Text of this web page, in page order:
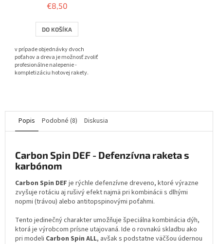
produktu
3,8
z
hviezdičiek.
€8,50
DO KOŠÍKA
v prípade objednávky dvoch
poťahov a dreva je možnosť zvoliť
profesionálne nalepenie -
kompletizáciu hotovej rakety.
Popis Podobné (8) Diskusia
Carbon Spin DEF - Defenzívna raketa s
karbónom
Carbon Spin DEF je rýchle defenzívne dreveno, ktoré výrazne
zvyšuje rotáciu aj rušivý efekt najmä pri kombinácii s dlhými
nopmi (trávou) alebo antitopspinovými poťahmi.
Tento jedinečný charakter umožňuje špeciálna kombinácia dýh,
ktorá je výrobcom prísne utajovaná. Ide o rovnakú skladbu ako
pri modeli Carbon Spin ALL, avšak s podstatne väčšou údernou